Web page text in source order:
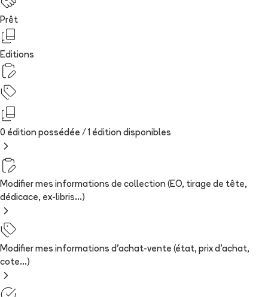
Prêt
Editions
0 édition possédée / 1 édition disponibles
Modifier mes informations de collection (EO, tirage de tête,
dédicace, ex-libris...)
Modifier mes informations d'achat-vente (état, prix d'achat,
cote...)